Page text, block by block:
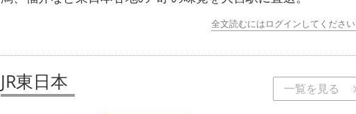
全文読むにはログインしてください
JR東日本 一覧を見る